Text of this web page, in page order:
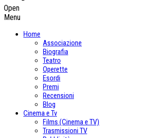
Open
Menu
Home
Associazione
Biografia
Teatro
Operette
Esordi
Premi
Recensioni
Blog
Cinema e Tv
Films (Cinema e TV)
Trasmissioni TV